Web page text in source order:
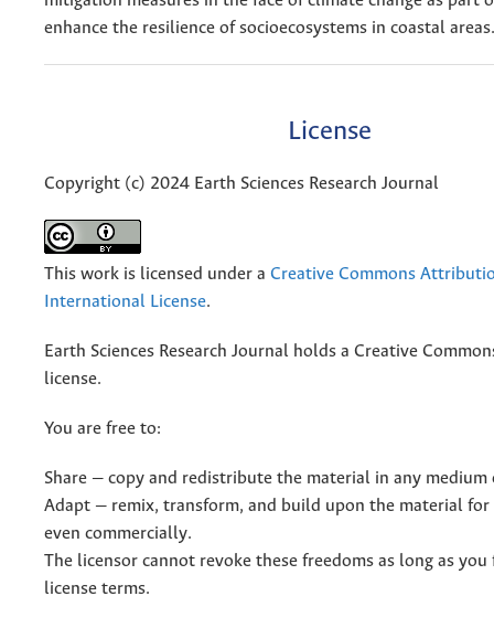
enhance the resilience of socioecosystems in coastal areas.
License
Copyright (c) 2024 Earth Sciences Research Journal
This work is licensed under a Creative Commons
International License.
Earth Sciences Research Journal holds a Creative
license.
You are free to:
Share — copy and redistribute the material in any
Adapt — remix, transform, and build upon the material for
even commercially.
The licensor cannot revoke these freedoms as long as
license terms.